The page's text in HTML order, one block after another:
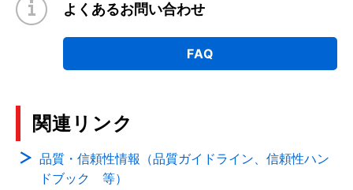
よくあるお問い合わせ
FAQ
関連リンク
品質・信頼性情報（品質ガイドライン、信頼性ハン
ドブック 等）